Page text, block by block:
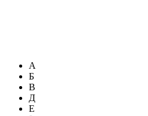
А
Б
В
Д
Е